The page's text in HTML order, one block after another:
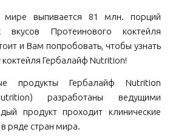
мире выпивается 81 млн. порций
вкусов Протеинового коктейля
и Вам попробовать, чтобы узнать
коктейля Гербалайф Nutrition!
продукты Гербалайф Nutrition
разработаны ведущими
продукт проходит клинические
ряде стран мира.